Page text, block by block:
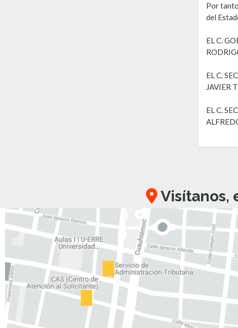
Por
del
EL C.
EL C.
JAVIER
EL C.
Visítanos,